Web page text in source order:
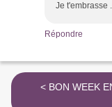
Je t'embrasse .
Répondre
< BON WEEK